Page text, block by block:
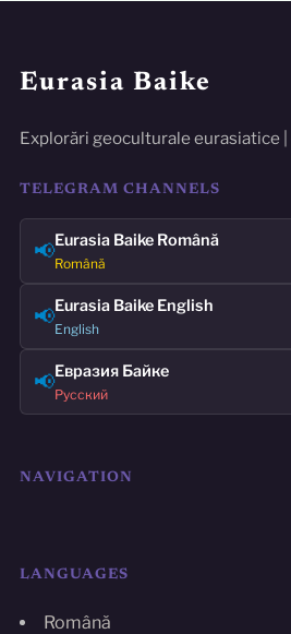
Eurasia Baike
Explorări geoculturale eurasiatice
TELEGRAM CHANNELS
📢Eurasia Baike Română
Română
📢Eurasia Baike English
English
📢Евразия Байке
Русский
NAVIGATION
LANGUAGES
Română